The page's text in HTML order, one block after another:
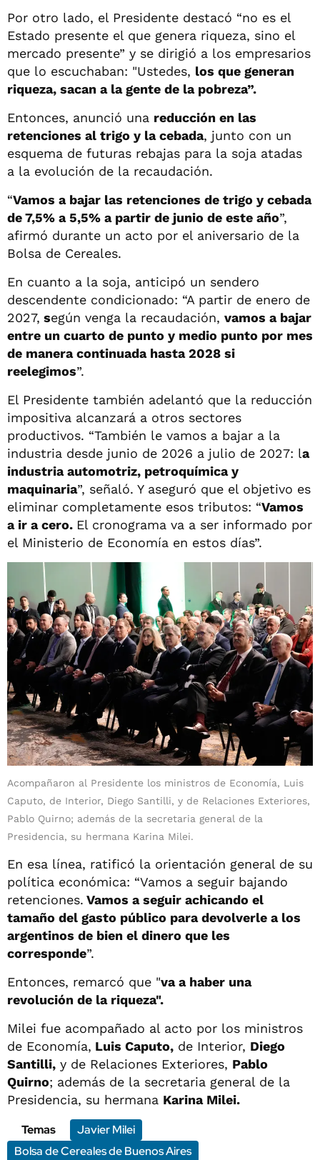
Por otro lado, el Presidente destacó “no es el
Estado presente el que genera riqueza, sino el
mercado presente” y se dirigió a los empresarios
que lo escuchaban: "Ustedes, los que generan
riqueza, sacan a la gente de la pobreza”.
Entonces, anunció una reducción en las
retenciones al trigo y la cebada, junto con un
esquema de futuras rebajas para la soja atadas
a la evolución de la recaudación.
“Vamos a bajar las retenciones de trigo y cebada
de 7,5% a 5,5% a partir de junio de este año”,
afirmó durante un acto por el aniversario de la
Bolsa de Cereales.
En cuanto a la soja, anticipó un sendero
descendente condicionado: “A partir de enero de
2027, según venga la recaudación, vamos a bajar
entre un cuarto de punto y medio punto por mes
de manera continuada hasta 2028 si
reelegimos”.
El Presidente también adelantó que la reducción
impositiva alcanzará a otros sectores
productivos. “También le vamos a bajar a la
industria desde junio de 2026 a julio de 2027: la
industria automotriz, petroquímica y
maquinaria”, señaló. Y aseguró que el objetivo es
eliminar completamente esos tributos: “Vamos
a ir a cero. El cronograma va a ser informado por
el Ministerio de Economía en estos días”.
Acompañaron al Presidente los ministros de Economía, Luis
Caputo, de Interior, Diego Santilli, y de Relaciones Exteriores,
Pablo Quirno; además de la secretaria general de la
Presidencia, su hermana Karina Milei.
En esa línea, ratificó la orientación general de su
política económica: “Vamos a seguir bajando
retenciones. Vamos a seguir achicando el
tamaño del gasto público para devolverle a los
argentinos de bien el dinero que les
corresponde”.
Entonces, remarcó que "va a haber una
revolución de la riqueza".
Milei fue acompañado al acto por los ministros
de Economía, Luis Caputo, de Interior, Diego
Santilli, y de Relaciones Exteriores, Pablo
Quirno; además de la secretaria general de la
Presidencia, su hermana Karina Milei.
Temas
Javier Milei
Bolsa de Cereales de Buenos Aires